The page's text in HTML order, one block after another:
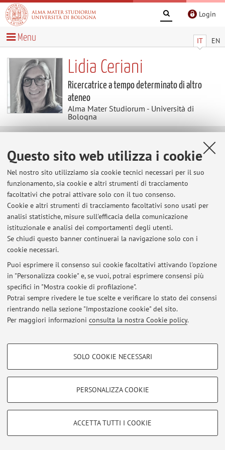
Questo sito web utilizza i cookie
Nel nostro sito utilizziamo sia cookie tecnici necessari per il suo
funzionamento, sia cookie e altri strumenti di tracciamento
facoltativi che potrai attivare solo con il tuo consenso.
Cookie e altri strumenti di tracciamento facoltativi sono usati per
analisi statistiche, misure sull'efficacia della comunicazione
istituzionale e analisi dei comportamenti degli utenti.
Se chiudi questo banner continuerai la navigazione solo con i
cookie necessari.
Puoi esprimere il consenso sui cookie facoltativi attivando l'opzione
in "Personalizza cookie" e, se vuoi, potrai esprimere consensi più
specifici in "Mostra cookie di profilazione".
Potrai sempre rivedere le tue scelte e verificare lo stato dei consensi
rientrando nella sezione "Impostazione cookie" del sito.
Per maggiori informazioni consulta la nostra Cookie policy.
COOKIE DI PROFILAZIONE - FACOLTATIVI
COOKIE TECNICI - NECESSARI
Si tratta di cookie tecnici utilizzati, a titolo esemplificativo, per il corretto
SOLO COOKIE NECESSARI
PERSONALIZZA COOKIE
ACCETTA TUTTI I COOKIE
Login
IT EN
Menu
Lidia Ceriani
Ricercatrice a tempo determinato di altro
ateneo
Alma Mater Studiorum - Università di
Bologna
Contenuti utili
Al momento non sono presenti contenuti.
Ultimi avvisi
Al momento non sono presenti avvisi.
Area riservata
Accedi tramiteloginper gestire tutti i contenuti del sito.
© 2026 - ALMA MATER STUDIORUM - Università di Bologna - Via
Zamboni, 33 - 40126 Bologna - Partita IVA: 01131710376